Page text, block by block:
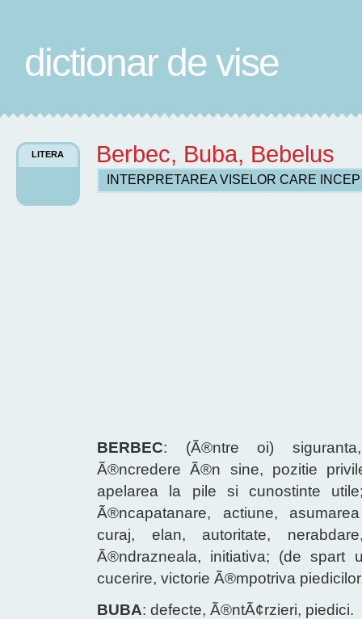
dictionar de vise
LITERA Berbec, Buba, Bebelus
INTERPRETAREA VISELOR CARE
BERBEC: (Ã®ntre oi) siguranta,
Ã®ncredere Ã®n sine, pozitie
apelarea la pile si cunostinte
Ã®ncapatanare, actiune,
curaj, elan, autoritate,
Ã®ndrazneala, initiativa; (de spart
cucerire, victorie Ã®mpotriva
BUBA: defecte, Ã®ntÃ¢rzieri, piedici.